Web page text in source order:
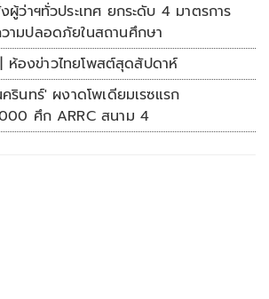
ผู้ว่าฯทั่วประเทศ ยกระดับ 4 มาตรการ
ามปลอดภัยในสถานศึกษา
ห้องข่าวไทยโพสต์สุดสัปดาห์
รินทร์' ผงาดโพเดียมเรซแรก
ศึก ARRC สนาม 4